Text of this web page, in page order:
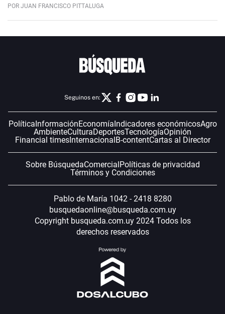
POR JUAN FRANCISCO PITTALUGA
Seguinos en:
Política InformaciónEconomía Indicadores económicosAgro
AmbienteCulturaDeportesTecnologíaOpinión
Financial timesInternacional B-contentCartas al Director
Sobre BúsquedaComercial Políticas de privacidad
Términos y Condiciones
Pablo de María 1042 - 2418 8280
busquedaonline@busqueda.com.uy
Copyright busqueda.com.uy 2024 Todos los
derechos reservados